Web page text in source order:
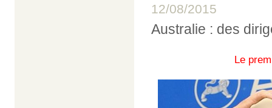
12/08/2015
Australie : des
Le